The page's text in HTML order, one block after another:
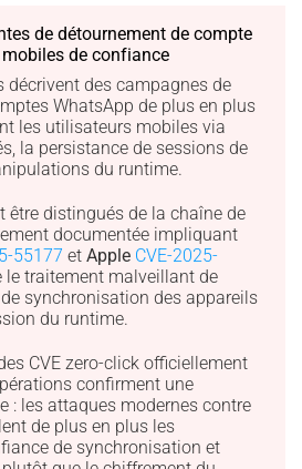
de détournement de compte
de confiance
décrivent des campagnes de
WhatsApp de plus en plus
les utilisateurs mobiles via
la persistance de sessions de
du runtime.
être distingués de la chaîne de
documentée impliquant
55177 et Apple CVE-2025-
le traitement malveillant de
de synchronisation des appareils
du runtime.
CVE zero-click officiellement
confirment une
: les attaques modernes contre
de plus en plus les
de synchronisation et